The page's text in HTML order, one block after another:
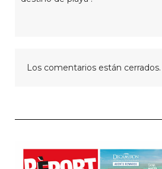
Los comentarios están cerrados.